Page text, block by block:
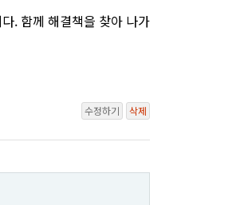
. 함께 해결책을 찾아 나가
수정하기 삭제